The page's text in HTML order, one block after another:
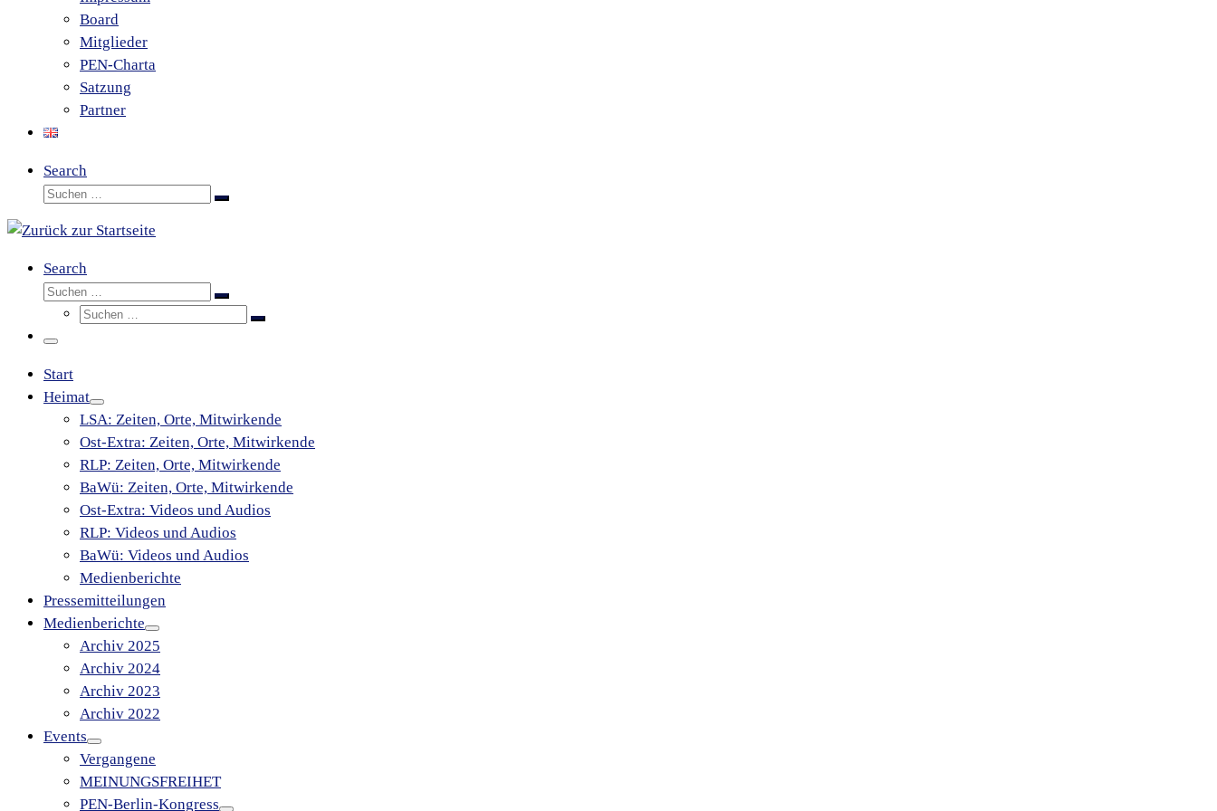
Board
Mitglieder
PEN-Charta
Satzung
Partner
Search
Suche
Suchen …
Search
Suche
Suchen …
Suche
Suchen …
Menü
Start
Heimat
LSA: Zeiten, Orte, Mitwirkende
Ost-Extra: Zeiten, Orte, Mitwirkende
RLP: Zeiten, Orte, Mitwirkende
BaWü: Zeiten, Orte, Mitwirkende
Ost-Extra: Videos und Audios
RLP: Videos und Audios
BaWü: Videos und Audios
Medienberichte
Pressemitteilungen
Medienberichte
Archiv 2025
Archiv 2024
Archiv 2023
Archiv 2022
Events
Vergangene
MEINUNGSFREIHET
PEN-Berlin-Kongress